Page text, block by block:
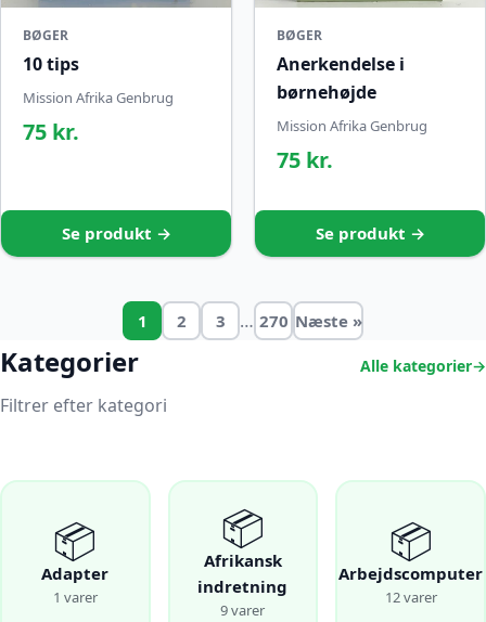
BØGER
10 tips
Mission Afrika Genbrug
75 kr.
Se produkt →
BØGER
Anerkendelse i
børnehøjde
Mission Afrika Genbrug
75 kr.
Se produkt →
1 2 3 … 270 Næste »
Kategorier
Filtrer efter kategori
Alle kategorier
📦
Adapter
1 varer
📦
Afrikansk
indretning
9 varer
📦
Arbejdscomputer
12 varer